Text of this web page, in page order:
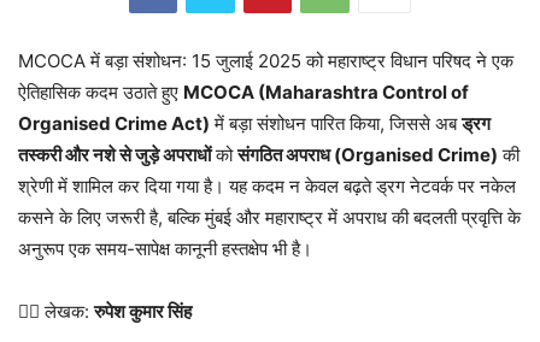
MCOCA में बड़ा संशोधन: 15 जुलाई 2025 को महाराष्ट्र विधान परिषद ने एक
ऐतिहासिक कदम उठाते हुए MCOCA (Maharashtra Control of
Organised Crime Act) में बड़ा संशोधन पारित किया, जिससे अबड्रग
तस्करी और नशे से जुड़े अपराधोंकोसंगठित अपराध (Organised Crime) की
श्रेणी में शामिल कर दिया गया है। यह कदम न केवल बढ़ते ड्रग नेटवर्क पर नकेल
कसने के लिए जरूरी है, बल्कि मुंबई और महाराष्ट्र में अपराध की बदलती प्रवृत्ति के
अनुरूप एक समय-सापेक्ष कानूनी हस्तक्षेप भी है।
✍🏻 लेखक:रुपेश कुमार सिंह